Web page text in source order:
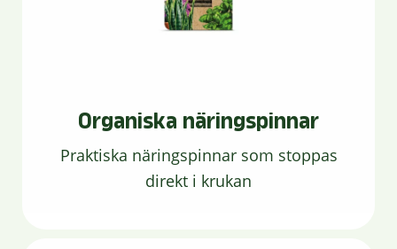
Organiska näringspinnar
Praktiska näringspinnar som stoppas
direkt i krukan